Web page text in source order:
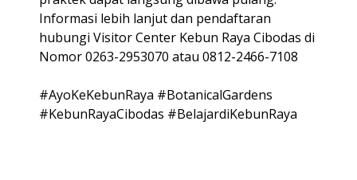
Informasi lebih lanjut dan pendaftaran
hubungi Visitor Center Kebun Raya Cibodas di
Nomor 0263-2953070 atau 0812-2466-7108
#AyoKeKebunRaya #BotanicalGardens
#KebunRayaCibodas #BelajardiKebunRaya